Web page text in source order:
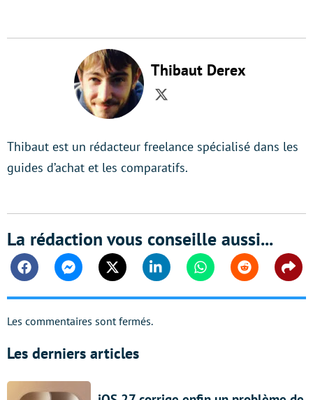
Thibaut Derex
Twitter
Thibaut est un rédacteur freelance spécialisé dans les
guides d’achat et les comparatifs.
La rédaction vous conseille aussi...
FacebookMessengerTwitter Linkedin WhatsappReddit
Les commentaires sont fermés.
Les derniers articles